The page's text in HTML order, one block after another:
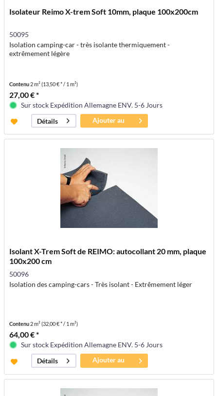
Isolateur Reimo X-trem Soft 10mm, plaque 100x200cm
50095
Isolation camping-car - très isolante thermiquement -
extrêmement légère
Contenu 2 m²(13,50 € * / 1 m²)
27,00 € *
Sur stock Expédition Allemagne ENV. 5-6 Jours
Détails
Ajouter au
panier
Isolant X-Trem Soft de REIMO: autocollant 20 mm, plaque
100x200 cm
50096
Isolation des camping-cars - Très isolant - Extrêmement léger
Contenu 2 m²(32,00 € * / 1 m²)
64,00 € *
Sur stock Expédition Allemagne ENV. 5-6 Jours
Détails
Ajouter au
panier